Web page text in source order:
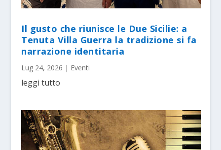
Il gusto che riunisce le Due Sicilie: a
Tenuta Villa Guerra la tradizione si fa
narrazione identitaria
Lug 24, 2026 | Eventi
leggi tutto